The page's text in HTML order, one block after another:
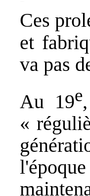
Ces
et
va pas
Au 19e
«